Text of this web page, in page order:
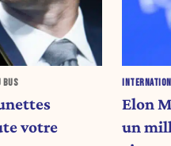
BUS
votre
Elon
un